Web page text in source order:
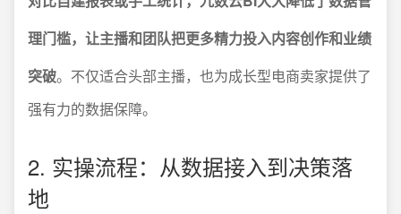
理门槛，让主播和团队把更多精力投入内容创作和业绩
突破。不仅适合头部主播，也为成长型电商卖家提供了
强有力的数据保障。
2. 实操流程：从数据接入到决策落
地